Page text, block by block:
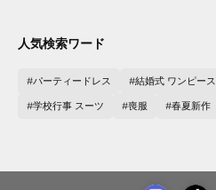
人気検索ワード
パーティードレス 結婚式 ワンピース
学校行事 スーツ 喪服 春夏新作